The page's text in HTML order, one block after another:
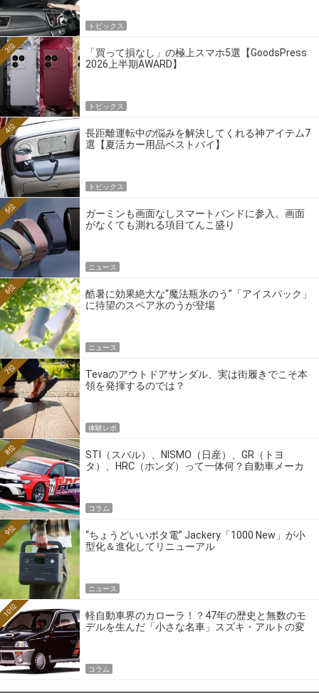
トピックス
「買って損なし」の極上スマホ5選【GoodsPress
2026上半期AWARD】
3位
トピックス
長距離運転中の悩みを解決してくれる神アイテム7
選【夏活カー用品ベストバイ】
4位
トピックス
ガーミンも画面なしスマートバンドに参入。画面
がなくても測れる項目てんこ盛り
5位
ニュース
酷暑に効果絶大な“魔法瓶氷のう”「アイスパック」
に待望のスペア氷のうが登場
6位
ニュース
Tevaのアウトドアサンダル、実は街履きでこそ本
領を発揮するのでは？
7位
体験レポ
STI（スバル）、NISMO（日産）、GR（トヨ
タ）、HRC（ホンダ）って一体何？自動車メーカ
8位
コラム
“ちょうどいいポタ電” Jackery「1000 New」が小
型化＆進化してリニューアル
9位
ニュース
軽自動車界のカローラ！？47年の歴史と無数のモ
デルを生んだ「小さな名車」スズキ・アルトの変
10位
コラム